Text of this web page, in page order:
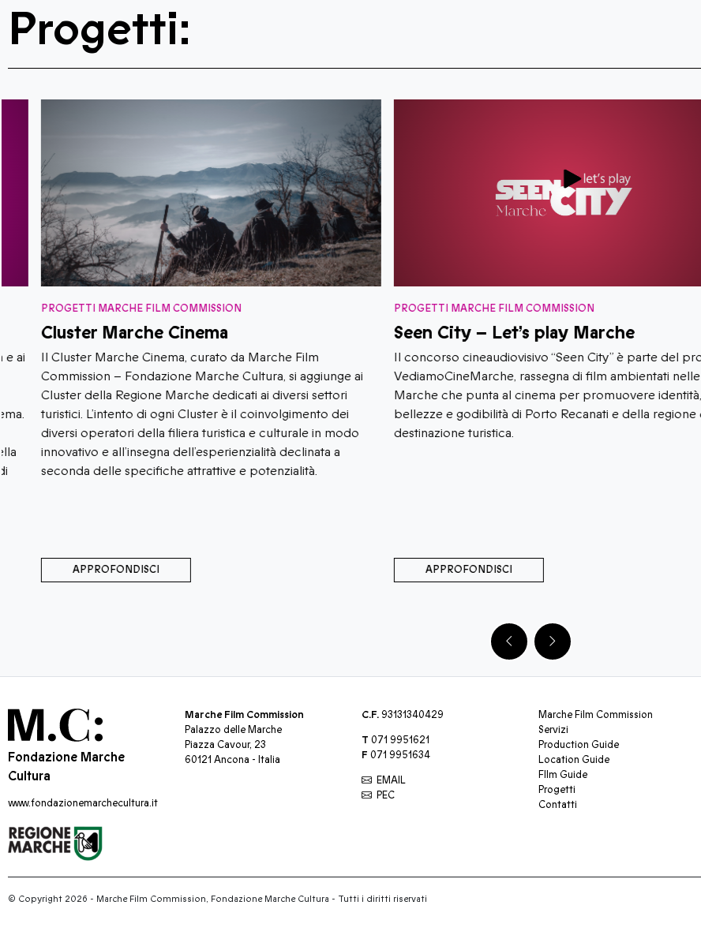
Progetti:
PROGETTI MARCHE FILM COMMISSION
Cluster Marche Cinema
Il Cluster Marche Cinema, curato da Marche Film
Commission – Fondazione Marche Cultura, si aggiunge ai
Cluster della Regione Marche dedicati ai diversi settori
turistici. L’intento di ogni Cluster è il coinvolgimento dei
diversi operatori della filiera turistica e culturale in modo
innovativo e all’insegna dell’esperienzialità declinata a
seconda delle specifiche attrattive e potenzialità.
APPROFONDISCI
PROGETTI MARCHE FILM COMMISSION
Seen City – Let’s play Marche
Il concorso cineaudiovisivo “Seen City” è parte del progetto
VediamoCineMarche, rassegna di film ambientati nelle
Marche che punta al cinema per promuovere identità,
bellezze e godibilità di Porto Recanati e della regione come
destinazione turistica.
APPROFONDISCI
Fondazione Marche
Cultura
www.fondazionemarchecultura.it
Marche Film Commission
Palazzo delle Marche
Piazza Cavour, 23
60121 Ancona - Italia
C.F.93131340429
T 071 9951621
F 071 9951634
EMAIL
PEC
Marche Film Commission
Servizi
Production Guide
Location Guide
FIlm Guide
Progetti
Contatti
© Copyright 2026 - Marche Film Commission, Fondazione Marche Cultura - Tutti i diritti riservati